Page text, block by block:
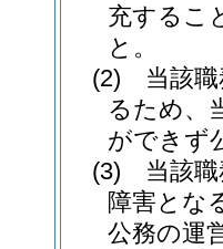
充するこ
と。
(2)
当該
るため、
ができず
(3)
当該
障害とな
公務の運